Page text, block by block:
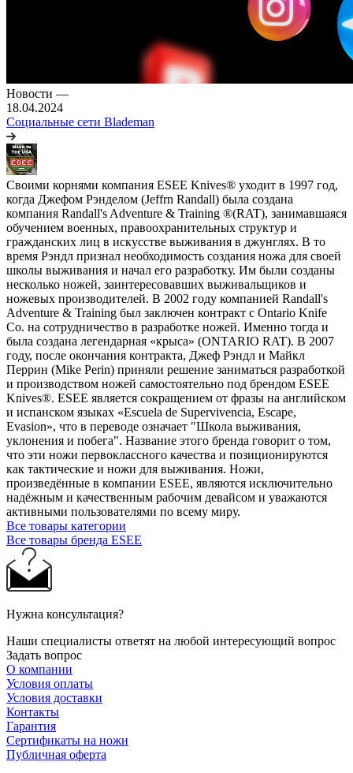
Новости —
18.04.2024
Социальные сети Blademan
Своими корнями компания ESEE Knives® уходит в 1997 год,
когда Джефом Рэнделом (Jeffrn Randall) была создана
компания Randall's Adventure & Training ®(RAT), занимавшаяся
обучением военных, правоохранительных структур и
гражданских лиц в искусстве выживания в джунглях. В то
время Рэндл признал необходимость создания ножа для своей
школы выживания и начал его разработку. Им были созданы
несколько ножей, заинтересовавших выживальщиков и
ножевых производителей. В 2002 году компанией Randall's
Adventure & Training был заключен контракт с Ontario Knife
Co. на сотрудничество в разработке ножей. Именно тогда и
была создана легендарная «крыса» (ONTARIO RAT). В 2007
году, после окончания контракта, Джеф Рэндл и Майкл
Перрин (Mike Perin) приняли решение заниматься разработкой
и производством ножей самостоятельно под брендом ESEE
Knives®. ESEE является сокращением от фразы на английском
и испанском языках «Escuela de Supervivencia, Escape,
Evasion», что в переводе означает "Школа выживания,
уклонения и побега". Название этого бренда говорит о том,
что эти ножи первоклассного качества и позиционируются
как тактические и ножи для выживания. Ножи,
произведённые в компании ESEE, являются исключительно
надёжным и качественным рабочим девайсом и уважаются
активными пользователями по всему миру.
Все товары категории
Все товары бренда ESEE
Нужна консультация?
Наши специалисты ответят на любой интересующий вопрос
Задать вопрос
О компании
Условия оплаты
Условия доставки
Контакты
Гарантия
Сертификаты на ножи
Публичная оферта